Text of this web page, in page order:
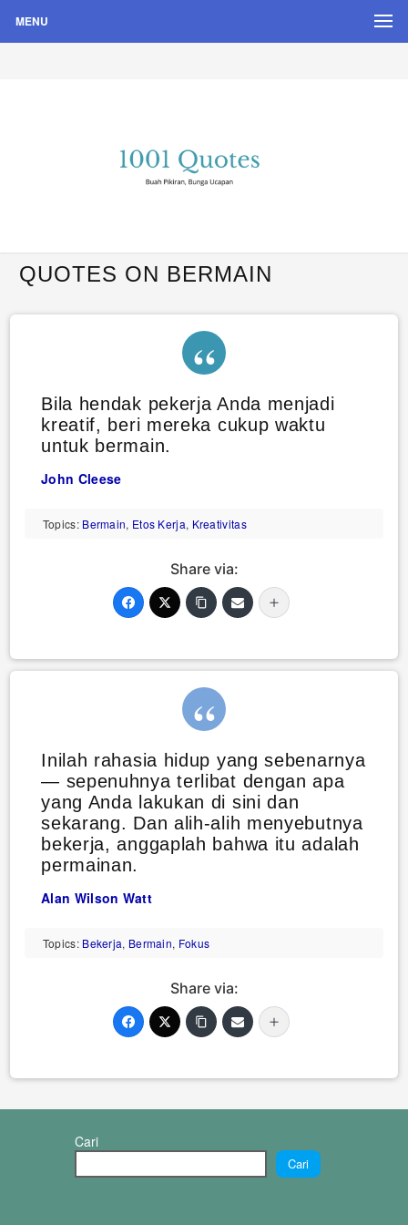
MENU
Quote Hari Puisi
QUOTES ON BERMAIN
Bila hendak pekerja Anda menjadi
kreatif, beri mereka cukup waktu
untuk bermain.
John Cleese
Topics: Bermain, Etos Kerja, Kreativitas
Share via:
Inilah rahasia hidup yang sebenarnya
— sepenuhnya terlibat dengan apa
yang Anda lakukan di sini dan
sekarang. Dan alih-alih menyebutnya
bekerja, anggaplah bahwa itu adalah
permainan.
Alan Wilson Watt
Topics: Bekerja, Bermain, Fokus
Share via:
Cari
Cari